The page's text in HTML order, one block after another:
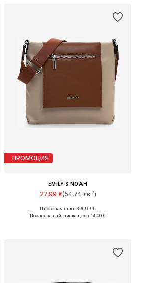
ПРОМОЦИЯ
EMILY & NOAH
27,99 €(54,74 лв.³)
Налични размери: One Size
Първоначално: 39,99 €
Последна най-ниска цена:14,00 €